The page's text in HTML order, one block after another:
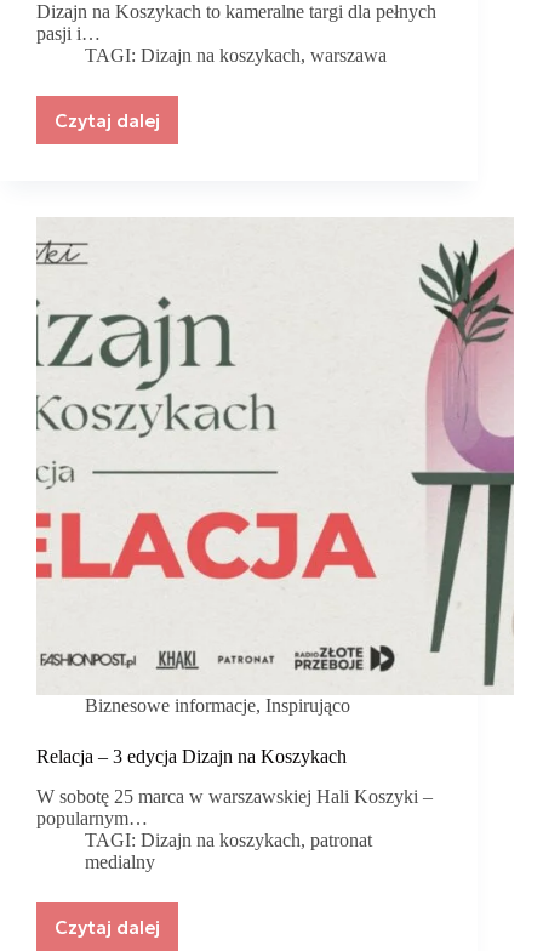
Dizajn na Koszykach to kameralne targi dla pełnych
pasji i…
TAGI: Dizajn na koszykach,warszawa
Czytaj dalej
Targi
Koszyki.
pasją
i
kreatywnością
Biznesowe informacje, Inspirująco
Relacja – 3 edycja Dizajn na Koszykach
W sobotę 25 marca w warszawskiej Hali Koszyki –
popularnym…
TAGI: Dizajn na koszykach,patronat
medialny
Czytaj dalej
Relacja